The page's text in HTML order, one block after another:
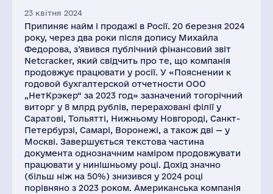
23 квітня 2024
Припиняє найм і продажі в Росії. 20 березня 2024
року, через два роки після допису Михайла
Федорова, з’явився публічний фінансовий звіт
Netcracker, який свідчить про те, що компанія
продовжує працювати у росії. У «Пояснении к
годовой бухгалтерской отчетности ООО
„НетКрэкер“ за 2023 год» зазначений тогорічний
виторг у 8 млрд рублів, перераховані філії у
Саратові, Тольятті, Нижньому Новгороді, Санкт-
Петербурзі, Самарі, Воронежі, а також дві — у
Москві. Завершується текстова частина
документа однозначним наміром продовжувати
працювати у нинішньому році. Дохід значно
(більш ніж на 50%) знизився у 2024 році
порівняно з 2023 роком. Американська компанія